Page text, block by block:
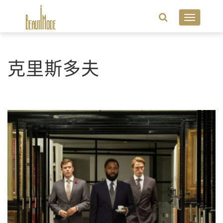
Toggle
克里斯多夫